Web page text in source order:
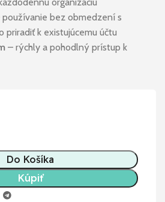
používanie bez obmedzení s
k existujúcemu účtu
– rýchly a pohodlný prístup k
Do Košíka
Kúpiť